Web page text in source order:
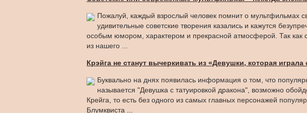
Пожалуй, каждый взрослый человек помнит о мультфильмах
удивительные советские творения казались и кажутся
особым юмором, характером и прекрасной атмосферой. Так как
из нашего ...
Крэйга не станут вычеркивать из «Девушки, которая играла
Буквально на днях появилась информация о том, что
называется "Девушка с татуировкой дракона", возможно
Крейга, то есть без одного из самых главных персонажей
Блумквиста ...